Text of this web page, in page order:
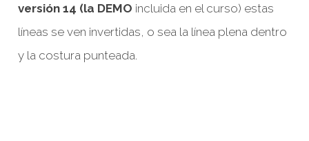
versión 14 (la DEMO incluida en el curso) estas
líneas se ven invertidas, o sea la línea plena dentro
y la costura punteada.